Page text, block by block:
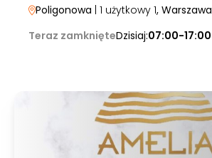
Poligonowa | 1 użytkowy 1, Warszawa
Teraz zamknięteDzisiaj:07:00-17:00